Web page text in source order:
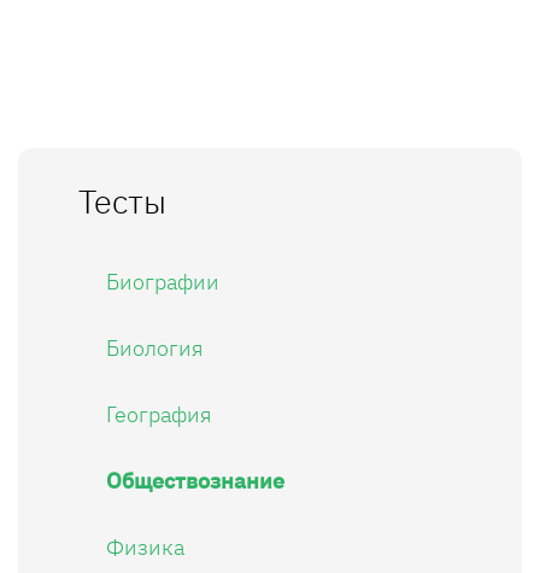
Тесты
Биографии
Биология
География
Обществознание
Физика